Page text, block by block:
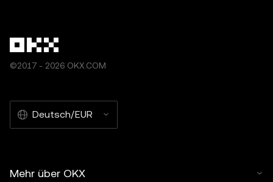
©2017 - 2026 OKX.COM
Deutsch/EUR
Mehr über OKX